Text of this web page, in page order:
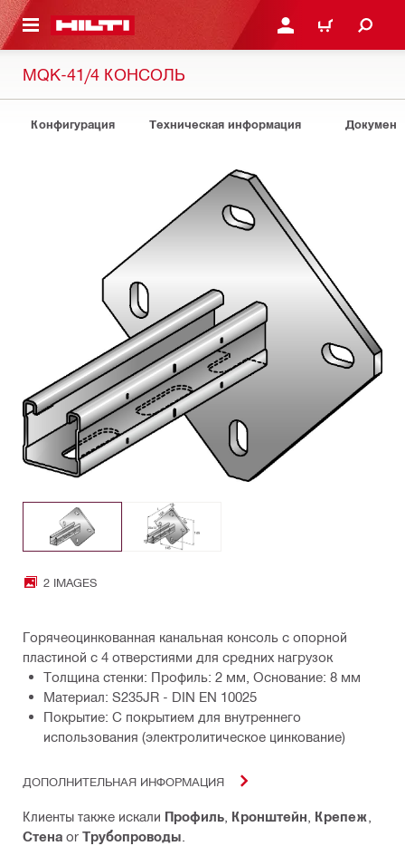
КОНТЕНТУ ВОЙДИТЕ В СВОЮ
КОРЗИНА
MQK-41/4 КОНСОЛЬ
Конфигурация Техническая информация
2 IMAGES
Горячеоцинкованная канальная консоль с опорной
пластиной с 4 отверстиями для средних нагрузок
Толщина стенки: Профиль: 2 мм, Основание: 8 мм
Материал: S235JR - DIN EN 10025
Покрытие: С покрытием для внутреннего
использования (электролитическое цинкование)
ДОПОЛНИТЕЛЬНАЯ ИНФОРМАЦИЯ
Клиенты также искали Профиль Кронштейн Крепеж
Стена or Трубопроводы